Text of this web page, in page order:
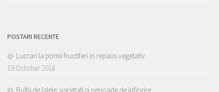
POSTARI RECENTE
Lucrari la pomii fructiferi in repaus vegetativ
19 October 2018
Bulbi de lalele: varietati si perioade de inflorire